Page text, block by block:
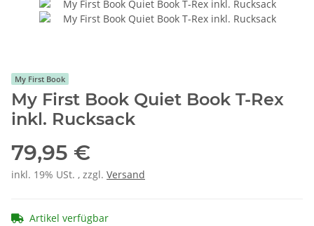
My First Book
My First Book Quiet Book T-Rex
inkl. Rucksack
79,95 €
inkl. 19% USt. , zzgl. Versand
Artikel verfügbar